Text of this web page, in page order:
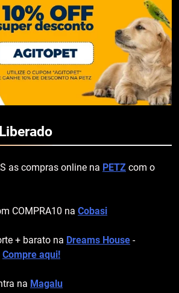
as compras online na PETZ com o
COMPRA10 na Cobasi
+ barato na Dreams House -
Compre aqui!
na Magalu